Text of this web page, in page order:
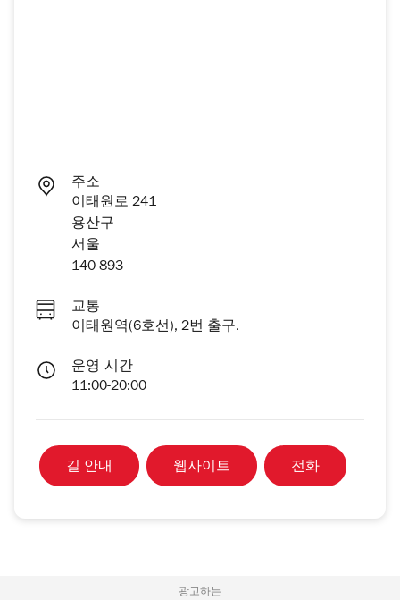
주소
이태원로 241
용산구
서울
140-893
교통
이태원역(6호선), 2번 출구.
운영 시간
11:00-20:00
길 안내 웹사이트 전화
광고하는